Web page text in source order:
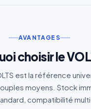
AVANTAGES
choisir le
est la référence
moyens. Stock
compatibilité